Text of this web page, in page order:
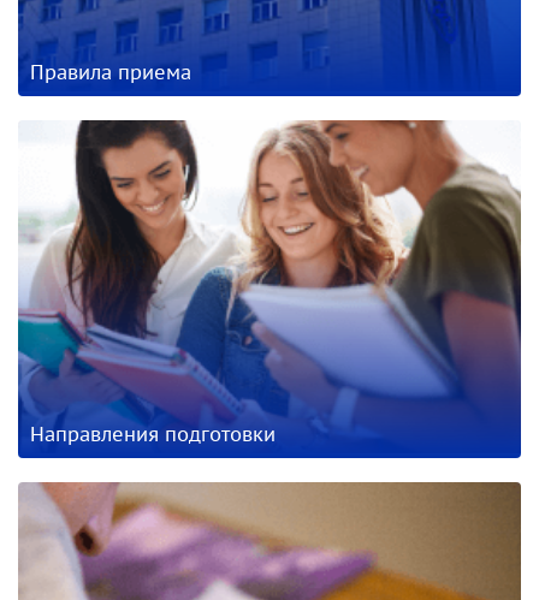
Правила приема
Направления подготовки